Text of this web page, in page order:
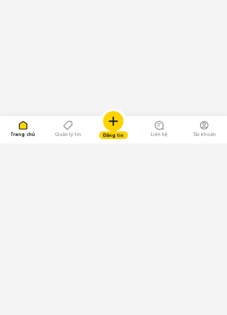
Trang chủ Quản lý tin Đăng tin Liên hệ Tài khoản